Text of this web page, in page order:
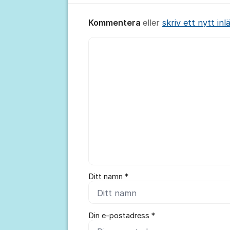
Kommentera eller skriv ett nytt
Ditt namn *
Din e-postadress *